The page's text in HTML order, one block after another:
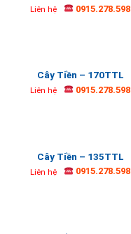
Liên hệ 0915.278.598
Cây Tiền – 170TTL
Liên hệ 0915.278.598
Cây Tiền – 135TTL
Liên hệ 0915.278.598